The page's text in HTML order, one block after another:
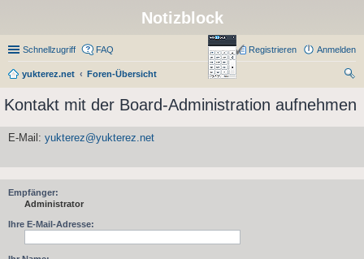
Notizblock
Schnellzugriff FAQ Anmelden
Registrieren
yukterez.net
Foren-Übersicht
he
Kontakt mit der Board-Administration aufnehmen
E-Mail: yukterez@yukterez.net
Empfänger:
Administrator
Ihre E-Mail-Adresse: